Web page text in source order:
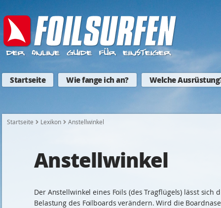
Startseite Wie fange ich an? Welche
Startseite Lexikon Anstellwinkel
Anstellwinkel
Der Anstellwinkel eines Foils (des Tragflügels) lässt sich
Belastung des Foilboards verändern. Wird die